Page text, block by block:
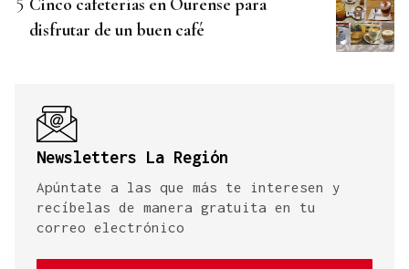
Cinco cafeterías en Ourense para
disfrutar de un buen café
Newsletters La Región
Apúntate a las que más te interesen y
recíbelas de manera gratuita en tu
correo electrónico